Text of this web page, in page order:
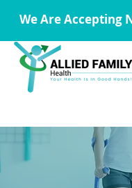
We Are Accepting